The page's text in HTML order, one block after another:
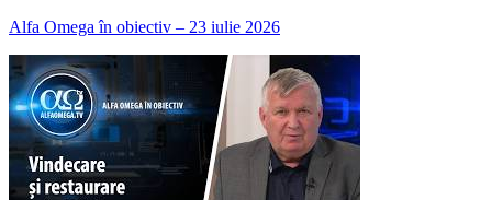
Alfa Omega în obiectiv – 23 iulie 2026